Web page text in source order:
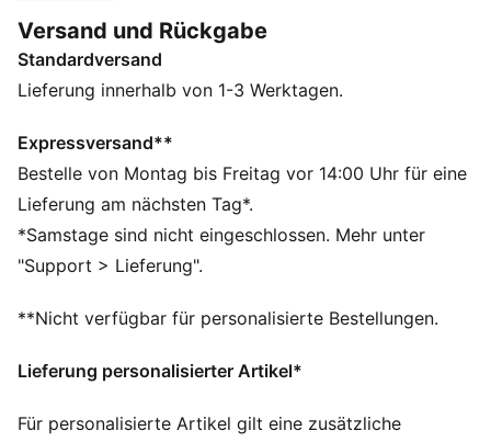
DETAILS
Slim Fit
160 g/m², Single-Jersey-Gewebe
Rundhalsausschnitt
Ärmellos
PUMA No. 1 Logo als Gummidruck
PUMA Branding-Details
Versand und Rückgabe
Standardversand
Lieferung innerhalb von 1-3 Werktagen.
Expressversand**
Bestelle von Montag bis Freitag vor 14:00 Uhr für eine
Lieferung am nächsten Tag*.
*Samstage sind nicht eingeschlossen. Mehr unter
"Support > Lieferung".
**Nicht verfügbar für personalisierte Bestellungen.
Lieferung personalisierter Artikel*
Für personalisierte Artikel gilt eine zusätzliche